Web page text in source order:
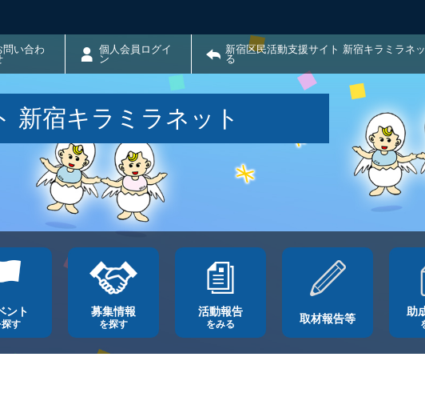
問い合わ
個人会員ログイ
ン
新宿区民活動支援サイト 新宿キラミラネ
る
新宿キラミラネット
ント
探す
募集情報
を探す
活動報告
をみる 取材報告等
助